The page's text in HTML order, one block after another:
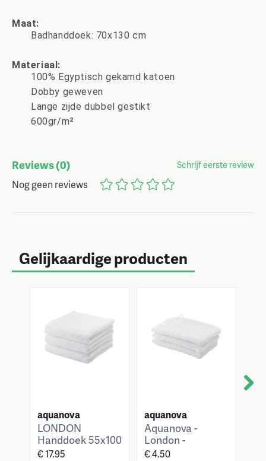
Maat:
Badhanddoek: 70x130 cm
Materiaal:
100% Egyptisch gekamd katoen
Dobby geweven
Lange zijde dubbel gestikt
600gr/m²
Reviews(0) Schrijf eerste review
Nog geen reviews
Gelijkaardige producten
aquanova
LONDON
Handdoek 55x100
cm
€ 17.95
aquanova
Aquanova -
London -
Washandje -
€ 4.50